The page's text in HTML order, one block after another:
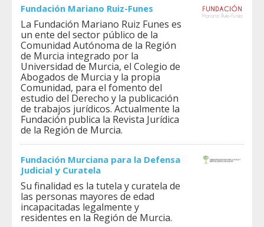
Fundación Mariano Ruiz-Funes
La Fundación Mariano Ruiz Funes es
un ente del sector público de la
Comunidad Autónoma de la Región
de Murcia integrado por la
Universidad de Murcia, el Colegio de
Abogados de Murcia y la propia
Comunidad, para el fomento del
estudio del Derecho y la publicación
de trabajos jurídicos. Actualmente la
Fundación publica la Revista Jurídica
de la Región de Murcia.
Fundación Murciana para la Defensa
Judicial y Curatela
Su finalidad es la tutela y curatela de
las personas mayores de edad
incapacitadas legalmente y
residentes en la Región de Murcia.